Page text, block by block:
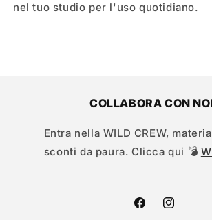
nel tuo studio per l'uso quotidiano.
COLLABORA CON
Entra nella WILD CREW,
sconti da paura. Clicca qui 💣
FacebookInstagram